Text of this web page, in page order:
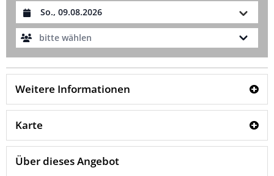
Datum auswählen
bitte wählen
Weitere Informationen
Karte
Über dieses Angebot